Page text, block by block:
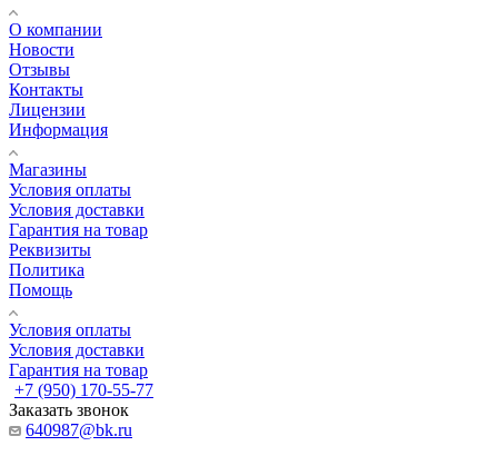
О компании
Новости
Отзывы
Контакты
Лицензии
Информация
Магазины
Условия оплаты
Условия доставки
Гарантия на товар
Реквизиты
Политика
Помощь
Условия оплаты
Условия доставки
Гарантия на товар
+7 (950) 170-55-77
Заказать звонок
640987@bk.ru